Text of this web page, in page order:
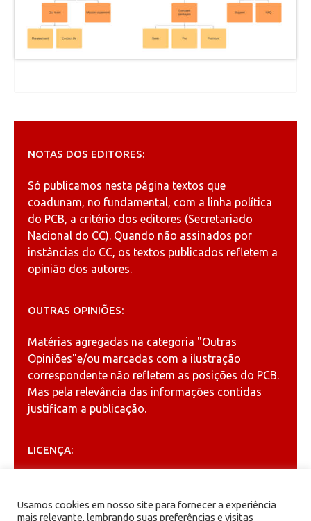
NOTAS DOS EDITORES:
Só publicamos nesta página textos que
coadunam, no fundamental, com a linha política
do PCB, a critério dos editores (Secretariado
Nacional do CC). Quando não assinados por
instâncias do CC, os textos publicados refletem a
opinião dos autores.
OUTRAS OPINIÕES:
Matérias agregadas na categoria "Outras
Opiniões"e/ou marcadas com a ilustração
correspondente não refletem as posições do PCB.
Mas pela relevância das informações contidas
justificam a publicação.
LICENÇA:
Creative Commons
Usamos cookies em nosso site para fornecer a experiência
mais relevante, lembrando suas preferências e visitas